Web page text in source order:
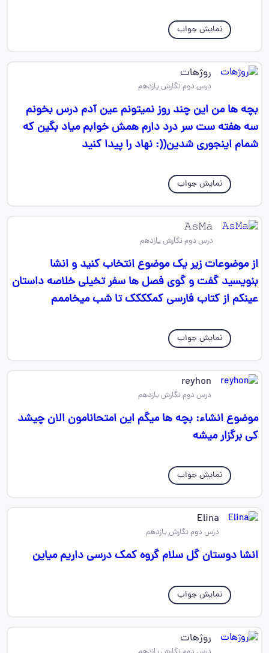
نمایش جواب
روژهات
درس دوم نگارش یازدهم
بچه ها من این چند روز نمیتونم عین آدم درس بخونم
سه هفته ست سر درد دارم همش خوابم میاد بگین که
شمام اینجوری شدین((: نهاد را پیدا کنید
نمایش جواب
𝙰𝚜𝙼𝚊
درس دوم نگارش یازدهم
از موضوعات زیر یک موضوع انتخاب کنید و انشا
بنویسید گفت و گوی فصل ها سفر تخیلی خلاصه داستان
عینکم از کتاب فارسی کمکککک تا شب میخاممم
نمایش جواب
reyhon
درس دوم نگارش یازدهم
موضوع انشاء: بچه ها میگم این امتحانامون الان چیشد
کی برگزار میشه
نمایش جواب
Elina
درس دوم نگارش یازدهم
انشا دوستان گل سلام گروه کمک درسی داریم میاین
نمایش جواب
روژهات